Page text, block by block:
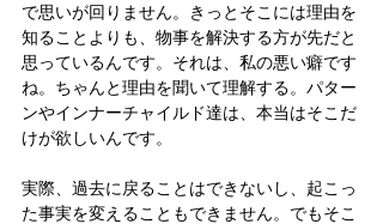
で思いが回りません。きっとそこには理由を
知ることよりも、物事を解決する方が先だと
思っているんです。それは、私の悪い癖です
ね。ちゃんと理由を聞いて理解する。パター
ンやインナーチャイルド達は、本当はそこだ
けが欲しいんです。
実際、過去に戻ることはできないし、起こっ
た事実を変えることもできません。でもそこ